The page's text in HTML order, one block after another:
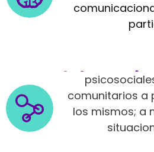
comunitarios a
los mismos; a